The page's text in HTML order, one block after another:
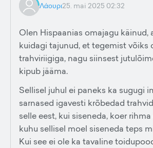
Λάουρι25. mai 2025 02:32
Olen Hispaanias omajagu käinud,
kuidagi tajunud, et tegemist võiks
trahviriigiga, nagu siinsest
kipub jääma.
Sellisel juhul ei paneks ka sugugi
sarnased igavesti krõbedad
selle eest, kui siseneda, koer
kuhu sellisel moel siseneda teps
Kui see ei ole ka tavaline